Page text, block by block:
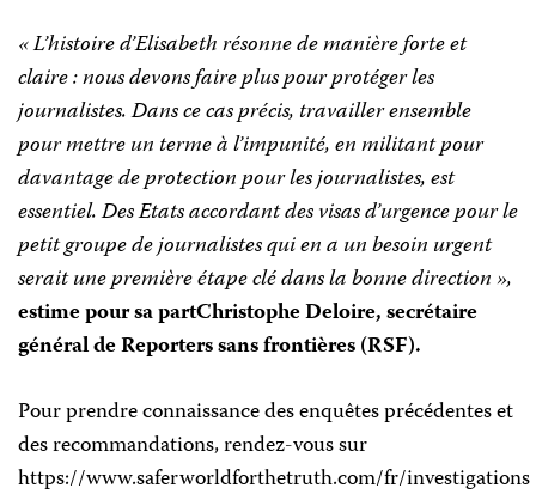
« L’histoire d’Elisabeth résonne de manière forte et
claire : nous devons faire plus pour protéger les
journalistes. Dans ce cas précis, travailler ensemble
pour mettre un terme à l’impunité, en militant pour
davantage de protection pour les journalistes, est
essentiel. Des Etats accordant des visas d’urgence pour le
petit groupe de journalistes qui en a un besoin urgent
serait une première étape clé dans la bonne direction »,
estime pour sa partChristophe Deloire, secrétaire
général de Reporters sans frontières (RSF).
Pour prendre connaissance des enquêtes précédentes et
des recommandations, rendez-vous sur
https://www.saferworldforthetruth.com/fr/investigations